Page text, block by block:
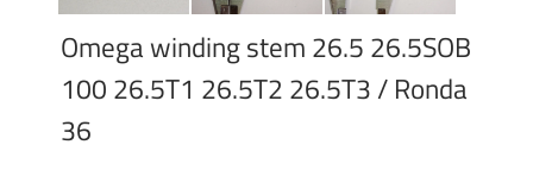
Omega winding stem 26.5 26.5SOB
100 26.5T1 26.5T2 26.5T3 / Ronda
36